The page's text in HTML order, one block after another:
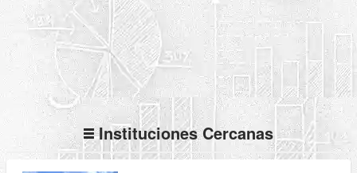
Instituciones Cercanas